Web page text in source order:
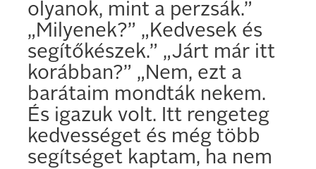
olyanok, mint a perzsák.”
„Milyenek?” „Kedvesek és
segítőkészek.” „Járt már itt
korábban?” „Nem, ezt a
barátaim mondták nekem.
És igazuk volt. Itt rengeteg
kedvességet és még több
segítséget kaptam, ha nem